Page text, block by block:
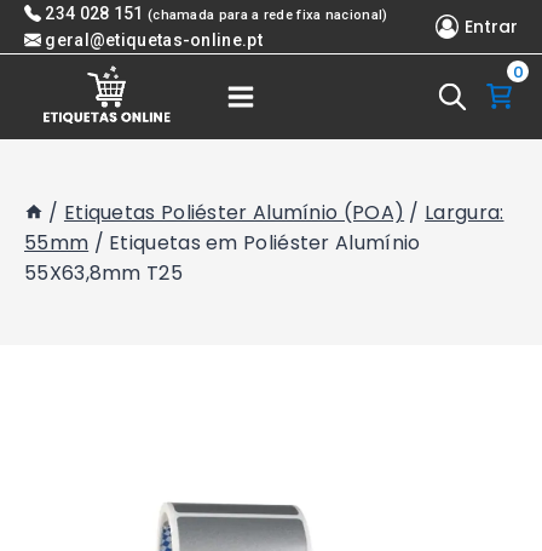
Skip 234 028 151 (chamada para a rede fixa nacional)
geral@etiquetas-online.pt
Entrar
0
/ Etiquetas Poliéster Alumínio (POA) / Largura:
55mm / Etiquetas em Poliéster Alumínio
55X63,8mm T25